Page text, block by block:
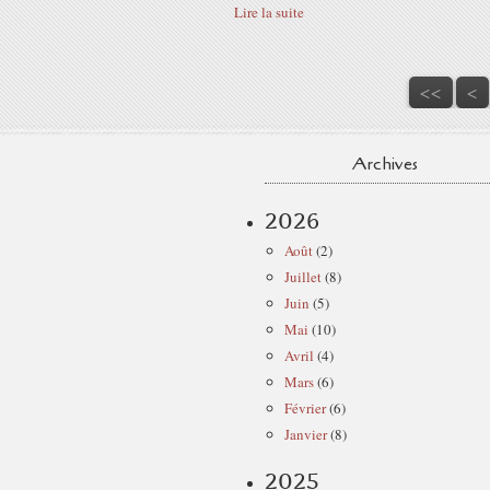
Lire la suite
<< <
Archives
2026
Août(2)
Juillet(8)
Juin (5)
Mai (10)
Avril (4)
Mars(6)
Février(6)
Janvier(8)
2025